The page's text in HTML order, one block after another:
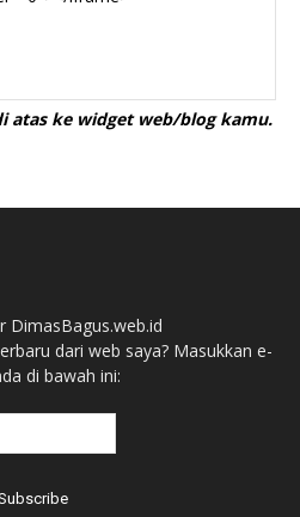
atas ke widget web/blog kamu.
dari web saya? Masukkan e-
di bawah ini: